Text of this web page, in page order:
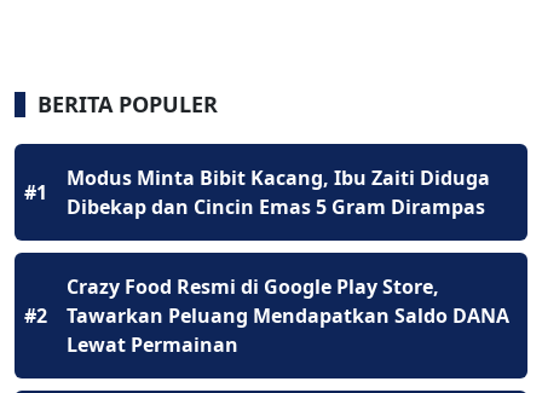
BERITA POPULER
#1
Modus Minta Bibit Kacang, Ibu Zaiti Diduga
Dibekap dan Cincin Emas 5 Gram Dirampas
#2
Crazy Food Resmi di Google Play Store,
Tawarkan Peluang Mendapatkan Saldo DANA
Lewat Permainan